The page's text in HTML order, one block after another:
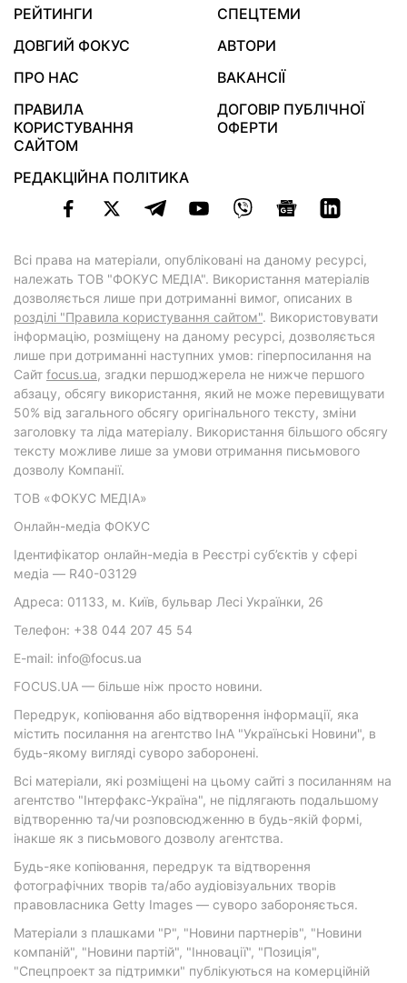
РЕЙТИНГИ
СПЕЦТЕМИ
ДОВГИЙ ФОКУС
АВТОРИ
ПРО НАС
ВАКАНСІЇ
ПРАВИЛА
КОРИСТУВАННЯ
САЙТОМ
ДОГОВІР ПУБЛІЧНОЇ
ОФЕРТИ
РЕДАКЦІЙНА ПОЛІТИКА
Всі права на матеріали, опубліковані на даному ресурсі,
належать ТОВ "ФОКУС МЕДІА". Використання матеріалів
дозволяється лише при дотриманні вимог, описаних в
розділі "Правила користування сайтом". Використовувати
інформацію, розміщену на даному ресурсі, дозволяється
лише при дотриманні наступних умов: гіперпосилання на
Cайт focus.ua, згадки першоджерела не нижче першого
абзацу, обсягу використання, який не може перевищувати
50% від загального обсягу оригінального тексту, зміни
заголовку та ліда матеріалу. Використання більшого обсягу
тексту можливе лише за умови отримання письмового
дозволу Компанії.
ТОВ «ФОКУС МЕДІА»
Онлайн-медіа ФОКУС
Ідентифікатор онлайн-медіа в Реєстрі суб’єктів у сфері
медіа — R40-03129
Адреса: 01133, м. Київ, бульвар Лесі Українки, 26
Телефон: +38 044 207 45 54
E-mail: info@focus.ua
FOCUS.UA — більше ніж просто новини.
Передрук, копіювання або відтворення інформації, яка
містить посилання на агентство ІнА "Українські Новини", в
будь-якому вигляді суворо заборонені.
Всі матеріали, які розміщені на цьому сайті з посиланням на
агентство "Інтерфакс-Україна", не підлягають подальшому
відтворенню та/чи розповсюдженню в будь-якій формі,
інакше як з письмового дозволу агентства.
Будь-яке копіювання, передрук та відтворення
фотографічних творів та/або аудіовізуальних творів
правовласника Getty Images — суворо забороняється.
Матеріали з плашками "Р", "Новини партнерів", "Новини
компаній", "Новини партій", "Інновації", "Позиція",
"Спецпроект за підтримки" публікуються на комерційній